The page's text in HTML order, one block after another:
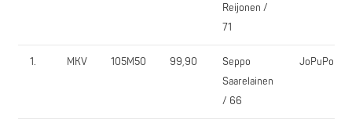
Reijonen /
71
1. MKV 105M50 99,90
Seppo
Saarelainen
/ 66
JoPuPo